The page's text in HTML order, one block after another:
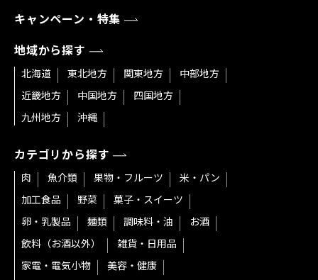
キャンペーン・特集
地域から探す
北海道 東北地方 関東地方
中部地方
近畿地方
中国地方
四国地方
九州地方
沖縄
カテゴリから探す
肉 魚介類 果物・フルーツ
米・パン
加工食品
野菜
菓子・スイーツ
卵・乳製品
麺類 調味料・油
お酒
飲料（お酒以外）
雑貨・日用品
家電・電気小物
美容・健康